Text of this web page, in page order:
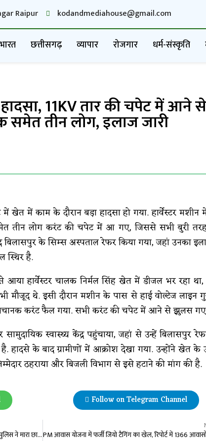
Raipur kodandmediahouse@gmail.com
भारत छत्तीसगढ़ व्यापार रोजगार धर्म-संस्कृति
11KV तार की चपेट में आने
समेत तीन लोग, इलाज जारी
में खेत में काम के दौरान बड़ा हादसा हो गया. हार्वेस्टर मशीन
तीन लोग करंट की चपेट में आ गए, जिससे सभी बुरी
बिलासपुर के सिम्स अस्पताल रेफर किया गया, जहां उनका
स्थिर है.
हार्वेस्टर चालक निर्मल सिंह खेत में डीजल भर रहा
मौजूद थे. इसी दौरान मशीन के पास से हाई वोल्टेज लाइन
करंट फैल गया. सभी करंट की चपेट में आने से झुलस
स्वास्थ्य केंद्र पहुंचाया, जहां से उन्हें बिलासपुर
हादसे के बाद ग्रामीणों में आक्रोश देखा गया. उन्होंने खेत
ठहराया और बिजली विभाग से इसे हटाने की मांग की है.
Follow on Telegram Channel
राजधानी के दो होटलों में चल रहा था जिस्मफरोशी का धंधा, पुलिस ने मारा छापा, महिला मैनेजर समेत 6 आरोपी गिरफ्तार, संचालक फरार